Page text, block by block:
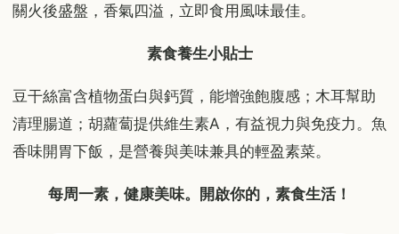
關火後盛盤，香氣四溢，立即食用風味最佳。
素食養生小貼士
豆干絲富含植物蛋白與鈣質，能增強飽腹感；木耳幫助
清理腸道；胡蘿蔔提供維生素A，有益視力與免疫力。魚
香味開胃下飯，是營養與美味兼具的輕盈素菜。
每周一素，健康美味。開啟你的，素食生活！